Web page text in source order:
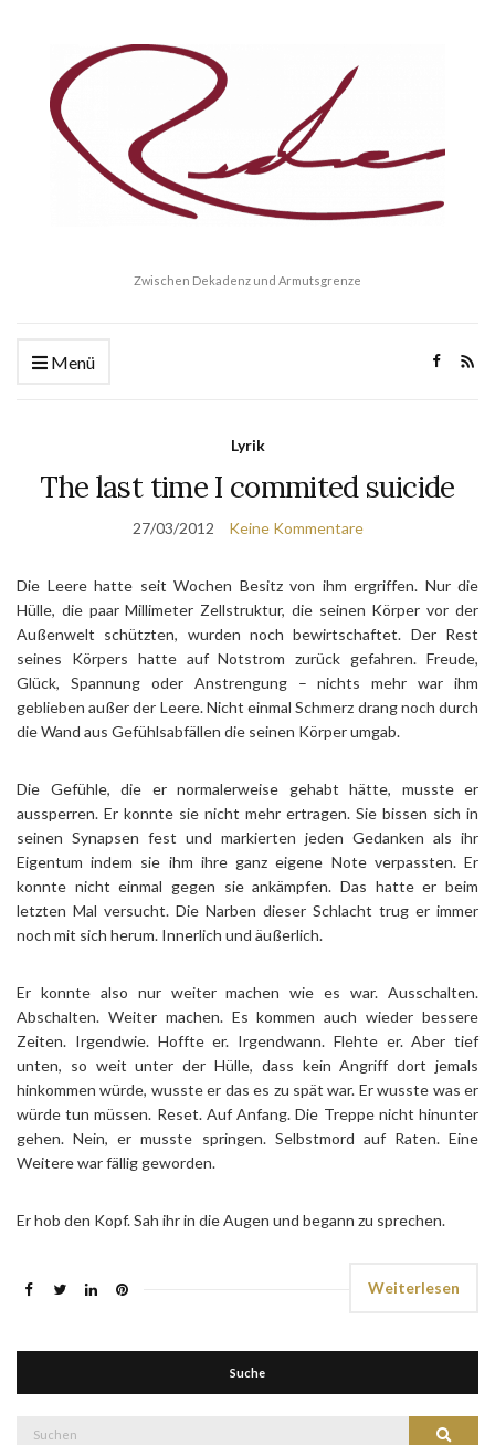
Zwischen Dekadenz und Armutsgrenze
Menü
Lyrik
The last time I commited suicide
27/03/2012 Keine Kommentare
Die Leere hatte seit Wochen Besitz von ihm ergriffen. Nur die
Hülle, die paar Millimeter Zellstruktur, die seinen Körper vor der
Außenwelt schützten, wurden noch bewirtschaftet. Der Rest
seines Körpers hatte auf Notstrom zurück gefahren. Freude,
Glück, Spannung oder Anstrengung – nichts mehr war ihm
geblieben außer der Leere. Nicht einmal Schmerz drang noch durch
die Wand aus Gefühlsabfällen die seinen Körper umgab.
Die Gefühle, die er normalerweise gehabt hätte, musste er
aussperren. Er konnte sie nicht mehr ertragen. Sie bissen sich in
seinen Synapsen fest und markierten jeden Gedanken als ihr
Eigentum indem sie ihm ihre ganz eigene Note verpassten. Er
konnte nicht einmal gegen sie ankämpfen. Das hatte er beim
letzten Mal versucht. Die Narben dieser Schlacht trug er immer
noch mit sich herum. Innerlich und äußerlich.
Er konnte also nur weiter machen wie es war. Ausschalten.
Abschalten. Weiter machen. Es kommen auch wieder bessere
Zeiten. Irgendwie. Hoffte er. Irgendwann. Flehte er. Aber tief
unten, so weit unter der Hülle, dass kein Angriff dort jemals
hinkommen würde, wusste er das es zu spät war. Er wusste was er
würde tun müssen. Reset. Auf Anfang. Die Treppe nicht hinunter
gehen. Nein, er musste springen. Selbstmord auf Raten. Eine
Weitere war fällig geworden.
Er hob den Kopf. Sah ihr in die Augen und begann zu sprechen.
Weiterlesen
Suche
Suchen